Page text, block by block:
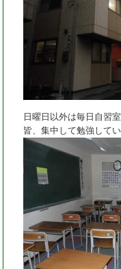
日曜日以外は毎日自習
皆、集中して勉